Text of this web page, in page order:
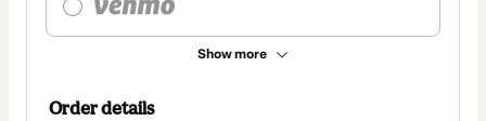
Show more
Order details